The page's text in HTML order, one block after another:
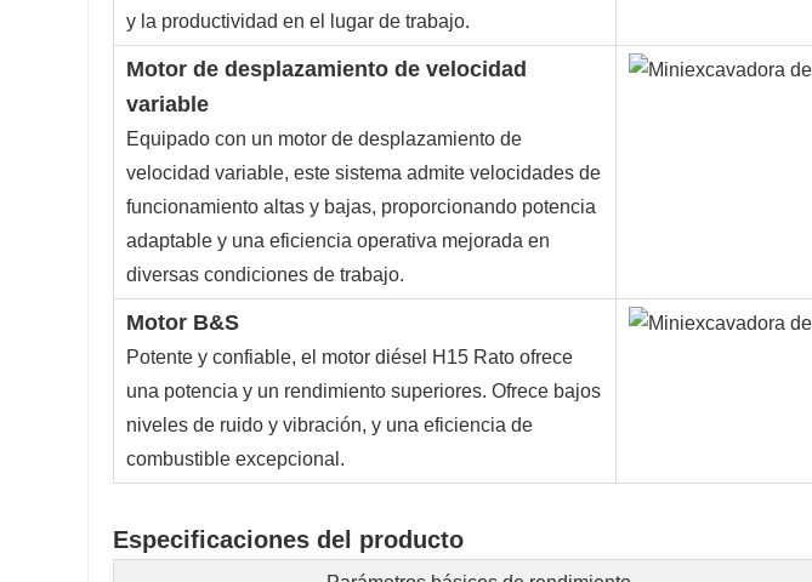
y la productividad en el lugar de trabajo.
Motor de desplazamiento de velocidad
variable
Equipado con un motor de desplazamiento de
velocidad variable, este sistema admite velocidades de
funcionamiento altas y bajas, proporcionando potencia
adaptable y una eficiencia operativa mejorada en
diversas condiciones de trabajo.
Motor B&S
Potente y confiable, el motor diésel H15 Rato ofrece
una potencia y un rendimiento superiores. Ofrece bajos
niveles de ruido y vibración, y una eficiencia de
combustible excepcional.
Especificaciones del producto